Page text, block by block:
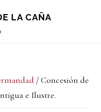
LA CAÑA
/Concesión de
e Ilustre.